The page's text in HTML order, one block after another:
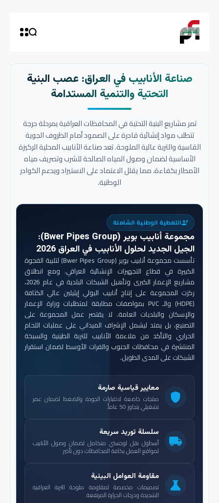
صناعة الأنابيب في العراق: عصب البنية
التحتية والتنمية المستدامة
تمر مشاريع البنية التحتية في المحافظات العراقية بمرحلة حرجة
تتطلب مواد إنشائية قادرة على الصمود أمام الظروف الجوية
القاسية والتربة عالية الملوحة. تعد صناعة الأنابيب المحلية الركيزة
الأساسية لضمان وصول المياه الصالحة للشرب وتصريف مياه
الأمطار بكفاءة، مما يقلل الاعتماد على الاستيراد ويدعم الكوادر
الوطنية.
engineeringالتغطية الوطنية الشاملة
مجموعة أنابيب بوير (Bwer Pipes Group)
:
الجيل الجديد لحلول الأنابيب في العراق 2026
تأسست مجموعة أنابيب بوير (Bwer Pipes Group) لتلبية الفجوة
الكبيرة في قطاع التجهيزات الإنشائية العراقي. ومع انطلاق
مشاريع الإعمار الكبرى وتأهيل الشبكات البلدية في عام 2026،
ركزت المجموعة على إنتاج أنابيب البولي إيثيلين عالي الكثافة
(HDPE) والـ PVC بمواصفات مطابقة لمتطلبات وزارة الإعمار
والإسكان والبلديات العامة. لا يقتصر عمل المجموعة على
التصنيع، بل يمتد ليشمل الإشراف الميداني على عمليات اللحام
الحراري والتأكد من ملاءمة الأنابيب للتربة الطينية والسبخة
المنتشرة في محافظات الجنوب والفرات الأوسط لضمان استقرار
الشبكات على المدى الطويل.
shield
معايير قياسية صارمة
منتجات خاضعة لاختبارات الجودة والضغط لضمان عمر
تشغيلي يتجاوز 50 عاماً.
local_shipping
سلسلة توريد سريعة
أسطول نقل لوجستي متكامل لضمان وصول الأنابيب
لمواقع العمل بكافة المحافظات دون تأخير.
science
مقاومة العوامل البيئية
تصميمات مخصصة لمقاومة ملوحة التربة العراقية
الشديدة ودرجات الحرارة المرتفعة.